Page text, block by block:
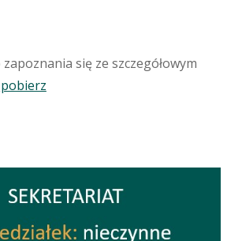
się ze szczegółowym
pobierz